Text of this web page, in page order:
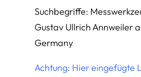
Suchbegriffe:
Gustav Ullrich Annweiler
Germany
Achtung: Hier eingefügte